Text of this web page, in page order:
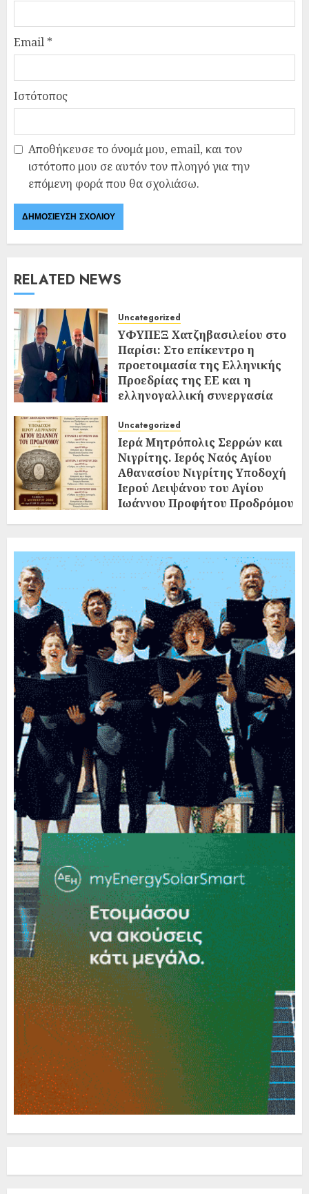
Email *
Ιστότοπος
Αποθήκευσε το όνομά μου, email, και τον
ιστότοπο μου σε αυτόν τον πλοηγό για την
επόμενη φορά που θα σχολιάσω.
RELATED NEWS
Uncategorized
ΥΦΥΠΕΞ Χατζηβασιλείου στο
Παρίσι: Στο επίκεντρο η
προετοιμασία της Ελληνικής
Προεδρίας της ΕΕ και η
ελληνογαλλική συνεργασία
Uncategorized
Ιερά Μητρόπολις Σερρών και
Νιγρίτης. Ιερός Ναός Αγίου
Αθανασίου Νιγρίτης Υποδοχή
Ιερού Λειψάνου του Αγίου
Ιωάννου Προφήτου Προδρόμου